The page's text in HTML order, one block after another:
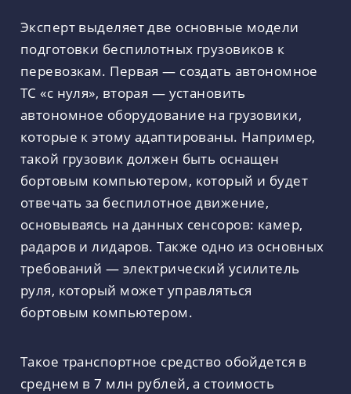
Эксперт выделяет две основные модели
подготовки беспилотных грузовиков к
перевозкам. Первая — создать автономное
ТС «с нуля», вторая — установить
автономное оборудование на грузовики,
которые к этому адаптированы. Например,
такой грузовик должен быть оснащен
бортовым компьютером, который и будет
отвечать за беспилотное движение,
основываясь на данных сенсоров: камер,
радаров и лидаров. Также одно из основных
требований — электрический усилитель
руля, который может управляться
бортовым компьютером.
Такое транспортное средство обойдется в
среднем в 7 млн рублей, а стоимость